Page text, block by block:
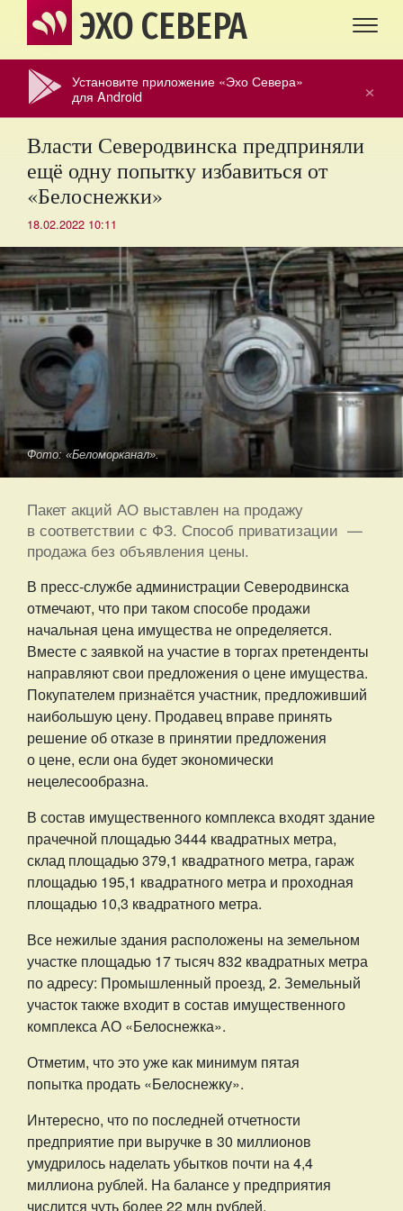
ЭХО СЕВЕРА
×
Установите приложение «Эхо Севера»
для Android
Власти Северодвинска предприняли
ещё одну попытку избавиться от
«Белоснежки»
18.02.2022 10:11
Фото: «Беломорканал».
Пакет акций АО выставлен на продажу
в соответствии с ФЗ. Способ приватизации —
продажа без объявления цены.
В пресс-службе администрации Северодвинска
отмечают, что при таком способе продажи
начальная цена имущества не определяется.
Вместе с заявкой на участие в торгах претенденты
направляют свои предложения о цене имущества.
Покупателем признаётся участник, предложивший
наибольшую цену. Продавец вправе принять
решение об отказе в принятии предложения
о цене, если она будет экономически
нецелесообразна.
В состав имущественного комплекса входят здание
прачечной площадью 3444 квадратных метра,
склад площадью 379,1 квадратного метра, гараж
площадью 195,1 квадратного метра и проходная
площадью 10,3 квадратного метра.
Все нежилые здания расположены на земельном
участке площадью 17 тысяч 832 квадратных метра
по адресу: Промышленный проезд, 2. Земельный
участок также входит в состав имущественного
комплекса АО «Белоснежка».
Отметим, что это уже как минимум пятая
попытка продать «Белоснежку».
Интересно, что по последней отчетности
предприятие при выручке в 30 миллионов
умудрилось наделать убытков почти на 4,4
миллиона рублей. На балансе у предприятия
числится чуть более 22 млн рублей.